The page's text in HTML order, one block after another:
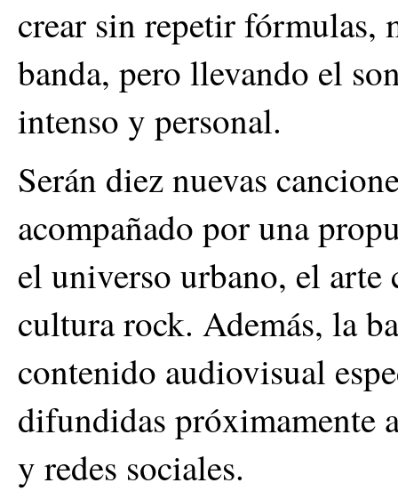
crear sin repetir fórmulas,
banda, pero llevando el
intenso y personal.
Serán diez nuevas
acompañado por una
el universo urbano, el
cultura rock. Además, la
contenido audiovisual
difundidas próximamente
y redes sociales.